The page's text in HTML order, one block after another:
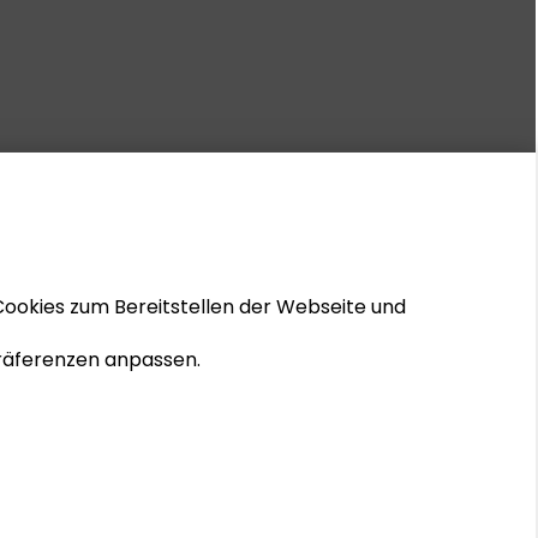
zum Bereitstellen der Webseite und
anpassen.